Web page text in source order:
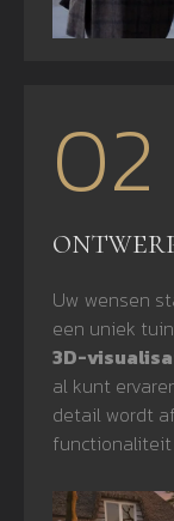
02
Uw wensen
een uniek
3D-
al kunt
detail wordt
functionaliteit